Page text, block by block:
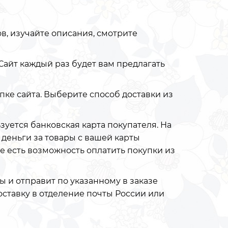
изучайте описания, смотрите
каждый раз будет вам предлагать
сайта. Выберите способ доставки из
банковская карта покупателя. На
за товары с вашей карты
есть возможность оплатить покупки из
отправит по указанному в заказе
в отделение почты России или